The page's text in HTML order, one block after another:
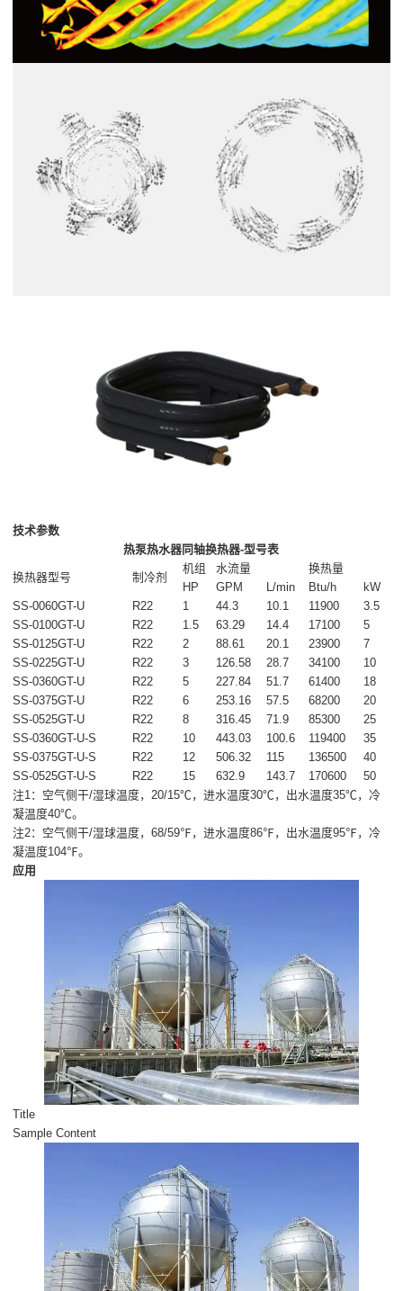
技术参数
热泵热水器同轴换热器-型号表
换热器型号 制冷剂
机组 水流量
换热量
HP
GPM L/min Btu/h
kW
SS-0060GT-U
R22 1 44.3 10.1 11900
3.5
SS-0100GT-U
R22 1.5 63.29 14.4 17100
5
SS-0125GT-U
R22 2 88.61 20.1 23900
7
SS-0225GT-U
R22 3 126.58 28.7 34100
10
SS-0360GT-U
R22 5 227.84 51.7 61400
18
SS-0375GT-U
R22 6 253.16 57.5 68200
20
SS-0525GT-U
R22 8 316.45 71.9 85300
25
SS-0360GT-U-S
R22 10 443.03 100.6 119400
35
SS-0375GT-U-S
R22 12 506.32 115 136500
40
SS-0525GT-U-S
R22 15 632.9 143.7 170600
50
注1：空气侧干/湿球温度，20/15℃，进水温度30℃，出水温度35℃，冷
凝温度40℃。
注2：空气侧干/湿球温度，68/59℉，进水温度86℉，出水温度95℉，冷
凝温度104℉。
应用
Title
Sample Content